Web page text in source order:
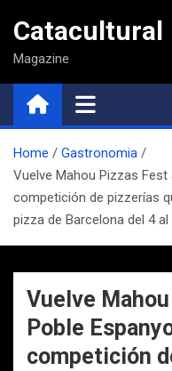
contenido
Catacultural
Magazine
Home
Gastronomia
Vuelve Mahou Pizzas
competición de pizzerías
pizza de Barcelona del 4 al
Vuelve
Poble
competición